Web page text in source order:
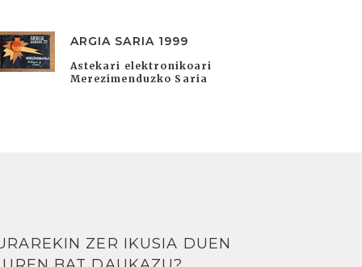
ARGIA SARIA 1999
Astekari elektronikoari
Merezimenduzko Saria
ZER IKUSIA DUEN